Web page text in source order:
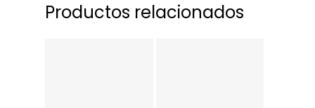
Productos relacionados